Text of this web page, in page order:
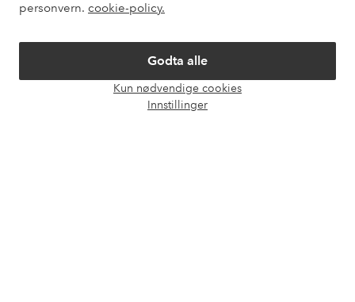
personvern. cookie-policy.
Godta alle
Kun nødvendige cookies
Innstillinger